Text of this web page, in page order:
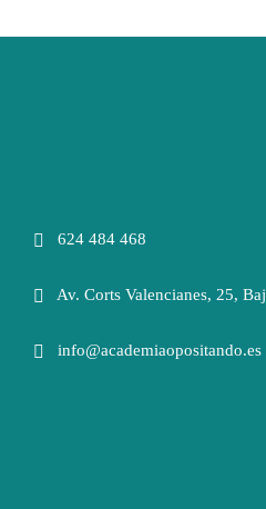
624 484 468
Av. Corts Valencianes, 25,
info@academiaopositando.es